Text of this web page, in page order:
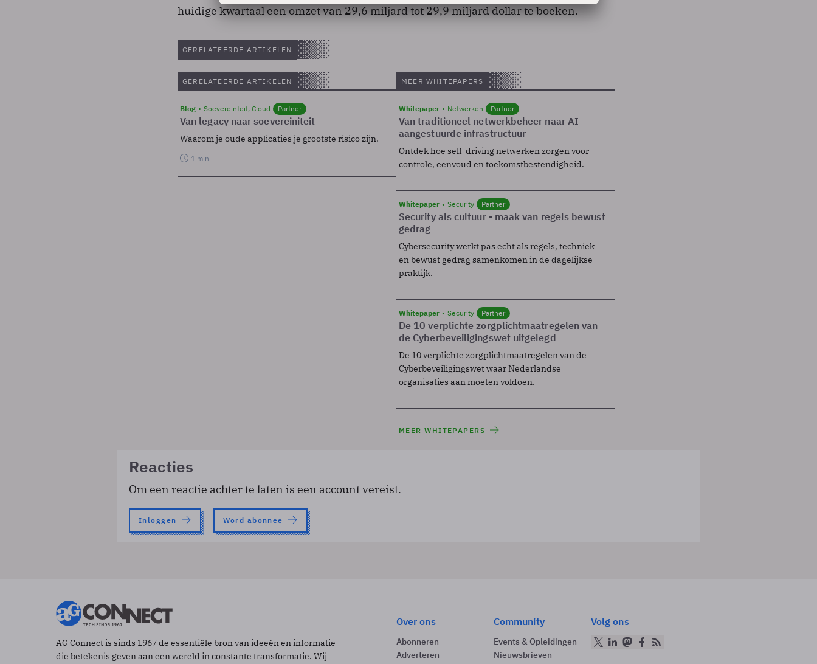
huidige kwartaal een omzet van 29,6 miljard tot 29,9 miljard dollar te boeken.
GERELATEERDE ARTIKELEN
GERELATEERDE ARTIKELEN
Blog Soevereinteit, Cloud Partner
Van legacy naar soevereiniteit
Waarom je oude applicaties je grootste risico zijn.
1 min
MEER WHITEPAPERS
Whitepaper Netwerken Partner
Van traditioneel netwerkbeheer naar AI
aangestuurde infrastructuur
Ontdek hoe self-driving netwerken zorgen voor
controle, eenvoud en toekomstbestendigheid.
Whitepaper Security Partner
Security als cultuur - maak van regels bewust
gedrag
Cybersecurity werkt pas echt als regels, techniek
en bewust gedrag samenkomen in de dagelijkse
praktijk.
Whitepaper Security Partner
De 10 verplichte zorgplichtmaatregelen van
de Cyberbeveiligingswet uitgelegd
De 10 verplichte zorgplichtmaatregelen van de
Cyberbeveiligingswet waar Nederlandse
organisaties aan moeten voldoen.
MEER WHITEPAPERS
Reacties
Om een reactie achter te laten is een account vereist.
Inloggen Word abonnee
AG Connect is sinds 1967 de essentiële bron van ideeën en informatie
die betekenis geven aan een wereld in constante transformatie. Wij
Over ons
Abonneren
Adverteren
Community
Events & Opleidingen
Nieuwsbrieven
Volg ons